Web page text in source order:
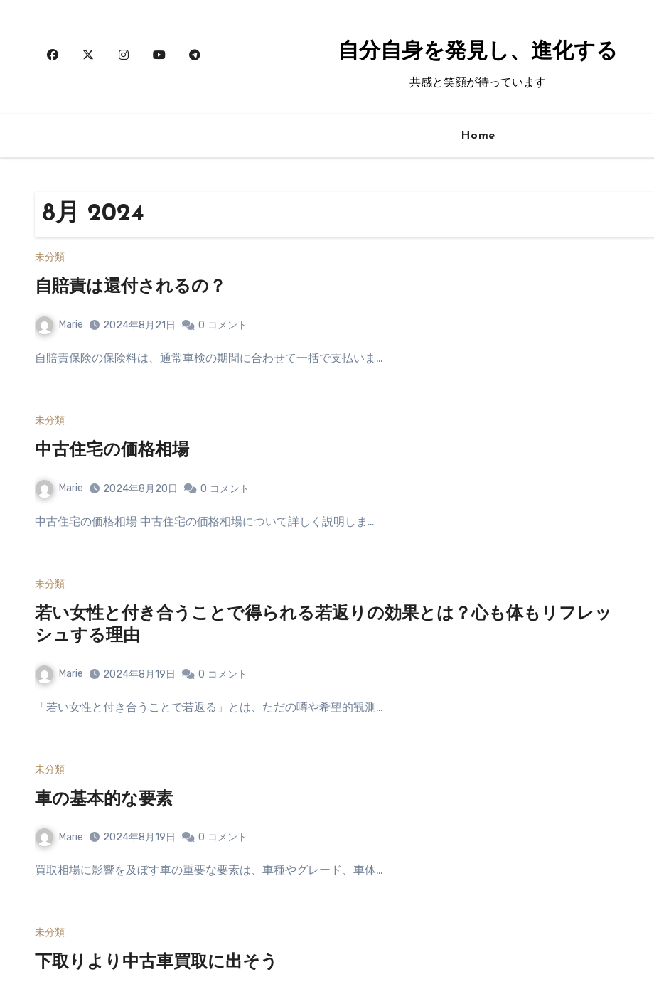
自分自身を発見し、進化する
共感と笑顔が待っています
Home
8月 2024
未分類
自賠責は還付されるの？
Marie 2024年8月21日 0 コメント
自賠責保険の保険料は、通常車検の期間に合わせて一括で支払いま…
未分類
中古住宅の価格相場
Marie 2024年8月20日 0 コメント
中古住宅の価格相場 中古住宅の価格相場について詳しく説明しま…
未分類
若い女性と付き合うことで得られる若返りの効果とは？心も体もリフレッ
シュする理由
Marie 2024年8月19日 0 コメント
「若い女性と付き合うことで若返る」とは、ただの噂や希望的観測…
未分類
車の基本的な要素
Marie 2024年8月19日 0 コメント
買取相場に影響を及ぼす車の重要な要素は、車種やグレード、車体…
未分類
下取りより中古車買取に出そう